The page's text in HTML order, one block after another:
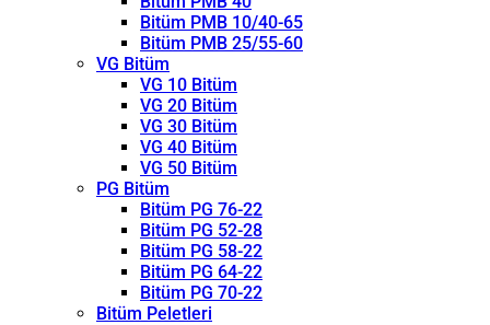
Bitüm PMB 10/40-65
Bitüm PMB 25/55-60
VG Bitüm
VG 10 Bitüm
VG 20 Bitüm
VG 30 Bitüm
VG 40 Bitüm
VG 50 Bitüm
PG Bitüm
Bitüm PG 76-22
Bitüm PG 52-28
Bitüm PG 58-22
Bitüm PG 64-22
Bitüm PG 70-22
Bitüm Peletleri